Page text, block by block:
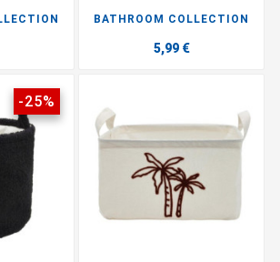
BATHROOM COLLECTION
5,99 €
-25%